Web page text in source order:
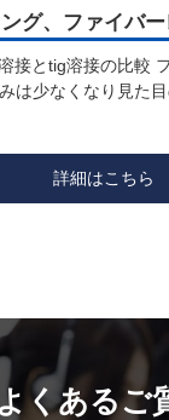
グ、ファイバ
接とtig溶接の比較
は少なくなり見た
詳細はこちら
よくあるご